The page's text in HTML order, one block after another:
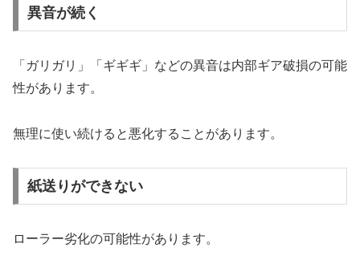
異音が続く
「ガリガリ」「ギギギ」などの異音は内部ギア破損の可能
性があります。
無理に使い続けると悪化することがあります。
紙送りができない
ローラー劣化の可能性があります。